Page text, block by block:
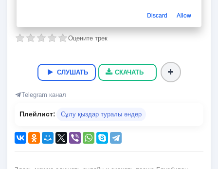
22.08.2024 30
Оцените трек
СЛУШАТЬ СКАЧАТЬ
Telegram канал
Плейлист: Сұлу қыздар туралы әндер
Discard Allow